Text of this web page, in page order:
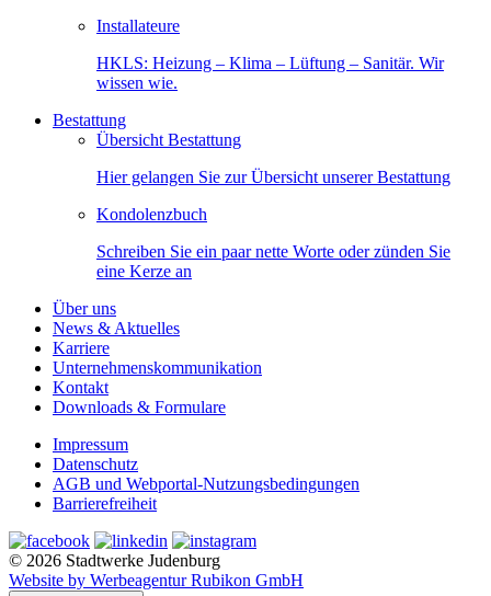
Installateure
HKLS: Heizung – Klima – Lüftung – Sanitär. Wir
wissen wie.
Bestattung
Übersicht Bestattung
Hier gelangen Sie zur Übersicht unserer Bestattung
Kondolenzbuch
Schreiben Sie ein paar nette Worte oder zünden Sie
eine Kerze an
Über uns
News & Aktuelles
Karriere
Unternehmenskommunikation
Kontakt
Downloads & Formulare
Impressum
Datenschutz
AGB und Webportal-Nutzungsbedingungen
Barrierefreiheit
© 2026 Stadtwerke Judenburg
Website by Werbeagentur Rubikon GmbH